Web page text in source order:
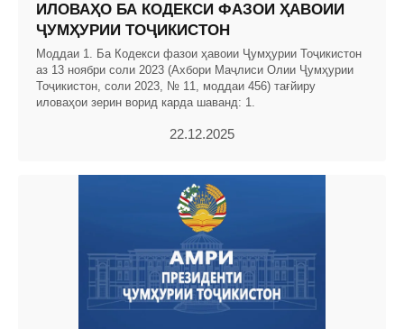
ИЛОВАҲО БА КОДЕКСИ ФАЗОИ ҲАВОИИ
ҶУМҲУРИИ ТОҶИКИСТОН
Моддаи 1. Ба Кодекси фазои ҳавоии Ҷумҳурии Тоҷикистон
аз 13 ноябри соли 2023 (Ахбори Маҷлиси Олии Ҷумҳурии
Тоҷикистон, соли 2023, № 11, моддаи 456) тағйиру
иловаҳои зерин ворид карда шаванд: 1.
22.12.2025